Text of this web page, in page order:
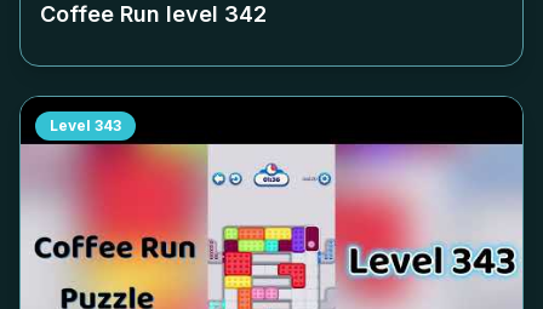
Coffee Run level 342
Level 343